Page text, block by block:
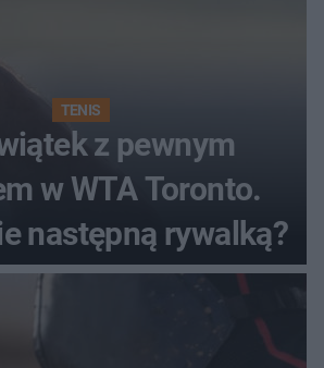
TENIS
z pewnym
w WTA Toronto.
następną rywalką?